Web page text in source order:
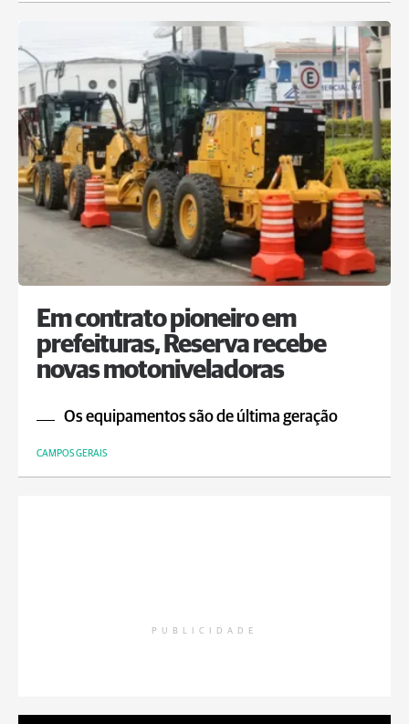
Em contrato pioneiro em
prefeituras, Reserva recebe
novas motoniveladoras
Os equipamentos são de última geração
CAMPOS GERAIS
PUBLICIDADE